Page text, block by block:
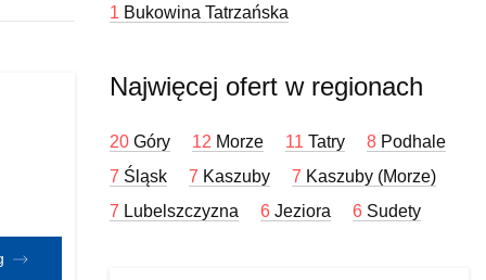
1 Bukowina Tatrzańska
Najwięcej ofert w regionach
20Góry 12 Morze 11Tatry 8 Podhale
7 Śląsk 7 Kaszuby 7 Kaszuby (Morze)
7 Lubelszczyzna 6Jeziora 6 Sudety